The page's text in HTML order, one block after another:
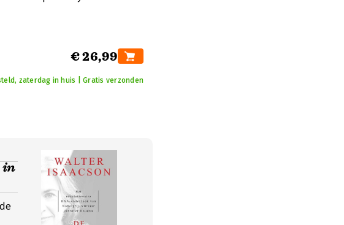
€ 26,99
zaterdag in huis | Gratis verzonden
in